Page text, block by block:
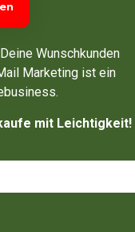
Wunschkunden
Marketing ist ein
mit Leichtigkeit!